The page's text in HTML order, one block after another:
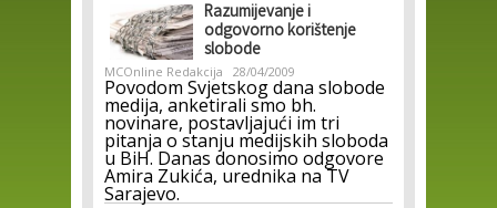
Razumijevanje i
odgovorno korištenje
slobode
MCOnline Redakcija 28/04/2009
Povodom Svjetskog dana slobode
medija, anketirali smo bh.
novinare, postavljajući im tri
pitanja o stanju medijskih sloboda
u BiH. Danas donosimo odgovore
Amira Zukića, urednika na TV
Sarajevo.